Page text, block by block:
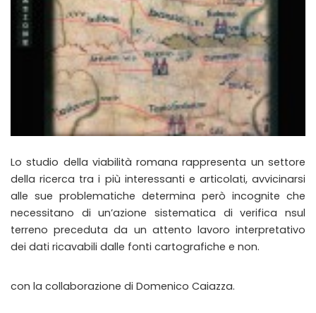
Lo studio della viabilità romana rappresenta un settore
della ricerca tra i più interessanti e articolati, avvicinarsi
alle sue problematiche determina però incognite che
necessitano di un’azione sistematica di verifica nsul
terreno preceduta da un attento lavoro interpretativo
dei dati ricavabili dalle fonti cartografiche e non.
con la collaborazione di Domenico Caiazza.